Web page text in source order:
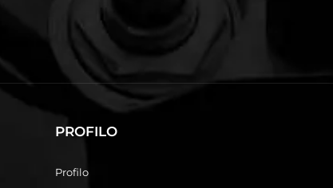
PROFILO
Profilo